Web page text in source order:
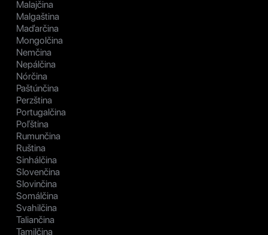
Malajčina
Malgaština
Maďarčina
Mongolčina
Nemčina
Nepálčina
Nórčina
Paštúnčina
Perzština
Portugalčina
Poľština
Rumunčina
Ruština
Sinhálčina
Slovenčina
Slovinčina
Somálčina
Svahilčina
Taliančina
Tamilčina